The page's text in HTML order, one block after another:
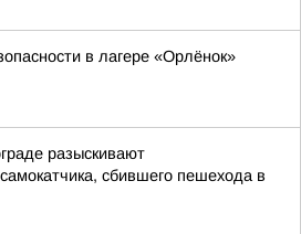
в лагере «Орлёнок»
разыскивают
сбившего пешехода в